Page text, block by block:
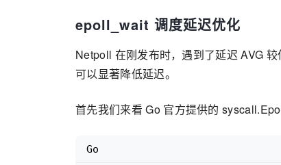
epoll_wait 调度延迟优化
Netpoll 在刚发布时，遇到了延迟 AVG
可以显著降低延迟。
首先我们来看 Go 官方提供的
Go